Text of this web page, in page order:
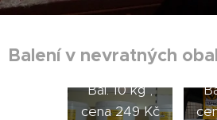
Balení v nevratných
Bal. 10 kg ,
cena 249 Kč